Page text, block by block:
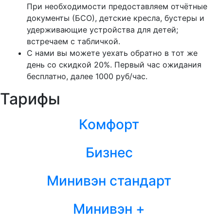
При необходимости предоставляем отчётные
документы (БСО), детские кресла, бустеры и
удерживающие устройства для детей;
встречаем с табличкой.
С нами вы можете уехать обратно в тот же
день со скидкой 20%. Первый час ожидания
бесплатно, далее 1000 руб/час.
Тарифы
Комфорт
Бизнес
Минивэн стандарт
Минивэн +